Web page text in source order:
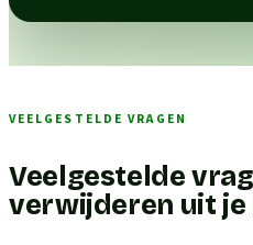
VEELGESTELDE VRAGEN
Veelgestelde
verwijderen uit je